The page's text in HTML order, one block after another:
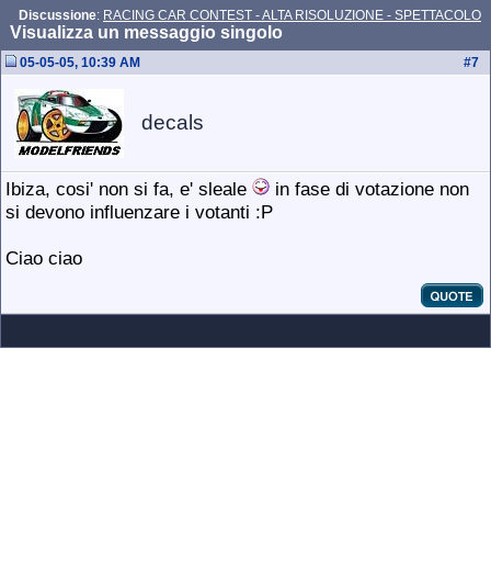
Discussione: RACING CAR CONTEST - ALTA RISOLUZIONE - SPETTACOLO
Visualizza un messaggio singolo
#7
05-05-05, 10:39 AM
decals
Ibiza, cosi' non si fa, e' sleale
in fase di votazione non
si devono influenzare i votanti :P
Ciao ciao